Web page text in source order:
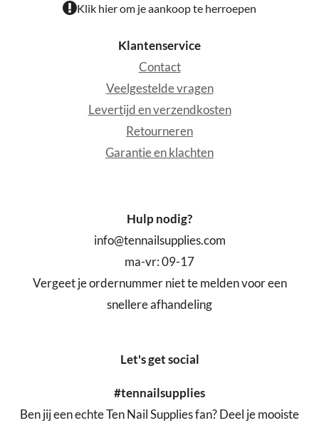
Klik hier om je aankoop te herroepen
Klantenservice
Contact
Veelgestelde vragen
Levertijd en verzendkosten
Retourneren
Garantie en klachten
Hulp nodig?
info@tennailsupplies.com
ma-vr: 09-17
Vergeet je ordernummer niet te melden voor een
snellere afhandeling
Let's get social
#tennailsupplies
Ben jij een echte Ten Nail Supplies fan? Deel je mooiste